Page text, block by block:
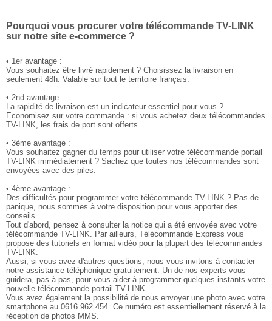
Pourquoi vous procurer votre télécommande TV-LINK
sur notre site e-commerce ?
• 1er avantage :
Vous souhaitez être livré rapidement ? Choisissez la livraison en
seulement 48h. Valable sur tout le territoire français.
• 2nd avantage :
La rapidité de livraison est un indicateur essentiel pour vous ?
Economisez sur votre commande : si vous achetez deux télécommandes
TV-LINK, les frais de port sont offerts.
• 3ème avantage :
Vous souhaitez gagner du temps pour utiliser votre télécommande portail
TV-LINK immédiatement ? Sachez que toutes nos télécommandes sont
envoyées avec des piles.
• 4ème avantage :
Des difficultés pour programmer votre télécommande TV-LINK ? Pas de
panique, nous sommes à votre disposition pour vous apporter des
conseils.
Tout d'abord, pensez à consulter la notice qui a été envoyée avec votre
télécommande TV-LINK. Par ailleurs, Télécommande Express vous
propose des tutoriels en format vidéo pour la plupart des télécommandes
TV-LINK.
Aussi, si vous avez d'autres questions, nous vous invitons à contacter
notre assistance téléphonique gratuitement. Un de nos experts vous
guidera, pas à pas, pour vous aider à programmer quelques instants votre
nouvelle télécommande portail TV-LINK.
Vous avez également la possibilité de nous envoyer une photo avec votre
smartphone au 0616.962.454. Ce numéro est essentiellement réservé à la
réception de photos MMS.